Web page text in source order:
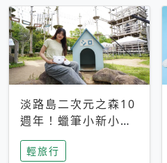
淡路島二次元之森10
週年！蠟筆小新小白
多功能隨身包豪華套
票登場
輕旅行